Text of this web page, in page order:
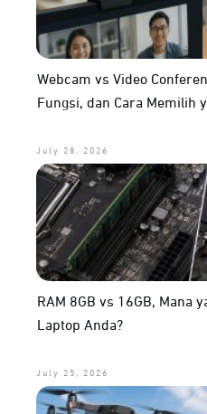
Webcam vs Video
Fungsi, dan Cara Memilih
July 28, 2026
RAM 8GB vs 16GB, Mana
Laptop Anda?
July 25, 2026